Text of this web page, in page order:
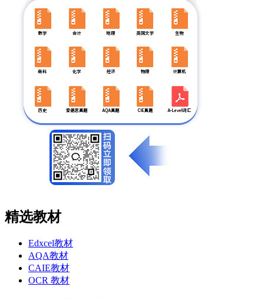
精选教材
Edxcel教材
AQA教材
CAIE教材
OCR 教材